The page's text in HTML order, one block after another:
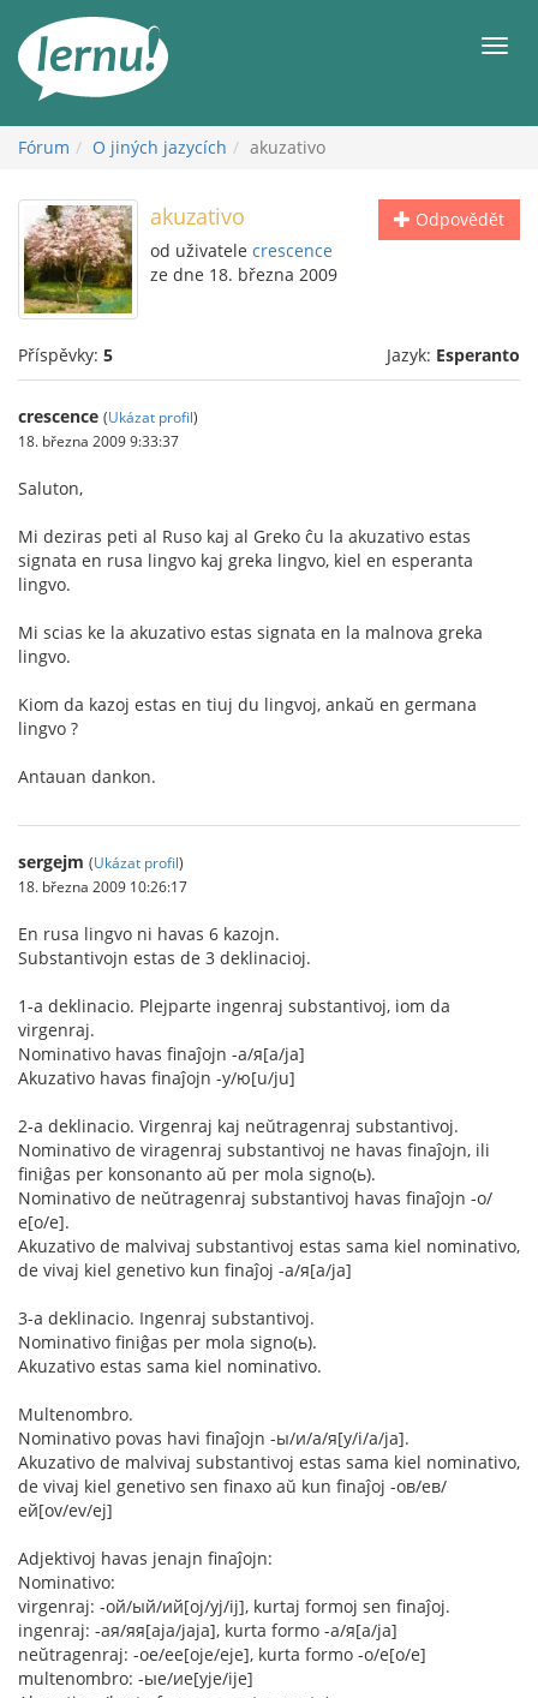
obsahu
Fórum O jiných jazycích akuzativo
Odpovědět
akuzativo
od uživatele crescence
ze dne 18. března 2009
Příspěvky: 5 Jazyk: Esperanto
crescence (Ukázat profil)
18. března 2009 9:33:37
Saluton,
Mi deziras peti al Ruso kaj al Greko ĉu la akuzativo estas
signata en rusa lingvo kaj greka lingvo, kiel en esperanta
lingvo.
Mi scias ke la akuzativo estas signata en la malnova greka
lingvo.
Kiom da kazoj estas en tiuj du lingvoj, ankaŭ en germana
lingvo ?
Antauan dankon.
sergejm (Ukázat profil)
18. března 2009 10:26:17
En rusa lingvo ni havas 6 kazojn.
Substantivojn estas de 3 deklinacioj.
1-a deklinacio. Plejparte ingenraj substantivoj, iom da
virgenraj.
Nominativo havas finaĵojn -а/я[a/ja]
Akuzativo havas finaĵojn -у/ю[u/ju]
2-a deklinacio. Virgenraj kaj neŭtragenraj substantivoj.
Nominativo de viragenraj substantivoj ne havas finaĵojn, ili
finiĝas per konsonanto aŭ per mola signo(ь).
Nominativo de neŭtragenraj substantivoj havas finaĵojn -о/
е[o/e].
Akuzativo de malvivaj substantivoj estas sama kiel nominativo,
de vivaj kiel genetivo kun finaĵoj -а/я[a/ja]
3-a deklinacio. Ingenraj substantivoj.
Nominativo finiĝas per mola signo(ь).
Akuzativo estas sama kiel nominativo.
Multenombro.
Nominativo povas havi finaĵojn -ы/и/а/я[y/i/a/ja].
Akuzativo de malvivaj substantivoj estas sama kiel nominativo,
de vivaj kiel genetivo sen finaxo aŭ kun finaĵoj -ов/ев/
ей[ov/ev/ej]
Adjektivoj havas jenajn finaĵojn:
Nominativo:
virgenraj: -ой/ый/ий[oj/yj/ij], kurtaj formoj sen finaĵoj.
ingenraj: -ая/яя[aja/jaja], kurta formo -а/я[a/ja]
neŭtragenraj: -ое/ее[oje/eje], kurta formo -о/е[o/e]
multenombro: -ые/ие[yje/ije]